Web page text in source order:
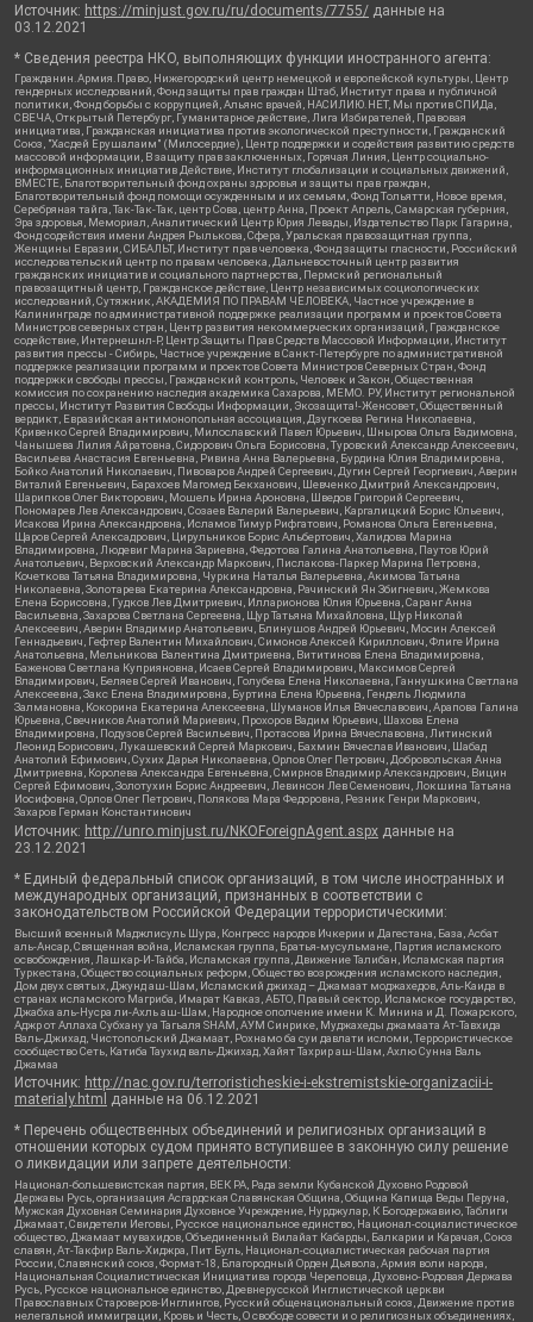
Источник: https://minjust.gov.ru/ru/documents/7755/ данные на
03.12.2021
* Сведения реестра НКО, выполняющих функции иностранного агента:
Гражданин.Армия.Право, Нижегородский центр немецкой и европейской культуры, Центр
гендерных исследований, Фонд защиты прав граждан Штаб, Институт права и публичной
политики, Фонд борьбы с коррупцией, Альянс врачей, НАСИЛИЮ.НЕТ, Мы против СПИДа,
СВЕЧА, Открытый Петербург, Гуманитарное действие, Лига Избирателей, Правовая
инициатива, Гражданская инициатива против экологической преступности, Гражданский
Союз, "Хасдей Ерушалаим" (Милосердие), Центр поддержки и содействия развитию средств
массовой информации, В защиту прав заключенных, Горячая Линия, Центр социально-
информационных инициатив Действие, Институт глобализации и социальных движений,
ВМЕСТЕ, Благотворительный фонд охраны здоровья и защиты прав граждан,
Благотворительный фонд помощи осужденным и их семьям, Фонд Тольятти, Новое время,
Серебряная тайга, Так-Так-Так, центр Сова, центр Анна, Проект Апрель, Самарская губерния,
Эра здоровья, Мемориал, Аналитический Центр Юрия Левады, Издательство Парк Гагарина,
Фонд содействия имени Андрея Рылькова, Сфера, Уральская правозащитная группа,
Женщины Евразии, СИБАЛЬТ, Институт прав человека, Фонд защиты гласности, Российский
исследовательский центр по правам человека, Дальневосточный центр развития
гражданских инициатив и социального партнерства, Пермский региональный
правозащитный центр, Гражданское действие, Центр независимых социологических
исследований, Сутяжник, АКАДЕМИЯ ПО ПРАВАМ ЧЕЛОВЕКА, Частное учреждение в
Калининграде по административной поддержке реализации программ и проектов Совета
Министров северных стран, Центр развития некоммерческих организаций, Гражданское
содействие, Интернешнл-Р, Центр Защиты Прав Средств Массовой Информации, Институт
развития прессы - Сибирь, Частное учреждение в Санкт-Петербурге по административной
поддержке реализации программ и проектов Совета Министров Северных Стран, Фонд
поддержки свободы прессы, Гражданский контроль, Человек и Закон, Общественная
комиссия по сохранению наследия академика Сахарова, МЕМО. РУ, Институт региональной
прессы, Институт Развития Свободы Информации, Экозащита!-Женсовет, Общественный
вердикт, Евразийская антимонопольная ассоциация, Дзугкоева Регина Николаевна,
Кривенко Сергей Владимирович, Милославский Павел Юрьевич, Шнырова Ольга Вадимовна,
Чанышева Лилия Айратовна, Сидорович Ольга Борисовна, Туровский Александр Алексеевич,
Васильева Анастасия Евгеньевна, Ривина Анна Валерьевна, Бурдина Юлия Владимировна,
Бойко Анатолий Николаевич, Пивоваров Андрей Сергеевич, Дугин Сергей Георгиевич, Аверин
Виталий Евгеньевич, Барахоев Магомед Бекханович, Шевченко Дмитрий Александрович,
Шарипков Олег Викторович, Мошель Ирина Ароновна, Шведов Григорий Сергеевич,
Пономарев Лев Александрович, Созаев Валерий Валерьевич, Каргалицкий Борис Юльевич,
Исакова Ирина Александровна, Исламов Тимур Рифгатович, Романова Ольга Евгеньевна,
Щаров Сергей Алексадрович, Цирульников Борис Альбертович, Халидова Марина
Владимировна, Людевиг Марина Зариевна, Федотова Галина Анатольевна, Паутов Юрий
Анатольевич, Верховский Александр Маркович, Пислакова-Паркер Марина Петровна,
Кочеткова Татьяна Владимировна, Чуркина Наталья Валерьевна, Акимова Татьяна
Николаевна, Золотарева Екатерина Александровна, Рачинский Ян Збигневич, Жемкова
Елена Борисовна, Гудков Лев Дмитриевич, Илларионова Юлия Юрьевна, Саранг Анна
Васильевна, Захарова Светлана Сергеевна, Щур Татьяна Михайловна, Щур Николай
Алексеевич, Аверин Владимир Анатольевич, Блинушов Андрей Юрьевич, Мосин Алексей
Геннадьевич, Гефтер Валентин Михайлович, Симонов Алексей Кириллович, Флиге Ирина
Анатольевна, Мельникова Валентина Дмитриевна, Вититинова Елена Владимировна,
Баженова Светлана Куприяновна, Исаев Сергей Владимирович, Максимов Сергей
Владимирович, Беляев Сергей Иванович, Голубева Елена Николаевна, Ганнушкина Светлана
Алексеевна, Закс Елена Владимировна, Буртина Елена Юрьевна, Гендель Людмила
Залмановна, Кокорина Екатерина Алексеевна, Шуманов Илья Вячеславович, Арапова Галина
Юрьевна, Свечников Анатолий Мариевич, Прохоров Вадим Юрьевич, Шахова Елена
Владимировна, Подузов Сергей Васильевич, Протасова Ирина Вячеславовна, Литинский
Леонид Борисович, Лукашевский Сергей Маркович, Бахмин Вячеслав Иванович, Шабад
Анатолий Ефимович, Сухих Дарья Николаевна, Орлов Олег Петрович, Добровольская Анна
Дмитриевна, Королева Александра Евгеньевна, Смирнов Владимир Александрович, Вицин
Сергей Ефимович, Золотухин Борис Андреевич, Левинсон Лев Семенович, Локшина Татьяна
Иосифовна, Орлов Олег Петрович, Полякова Мара Федоровна, Резник Генри Маркович,
Захаров Герман Константинович
Источник: http://unro.minjust.ru/NKOForeignAgent.aspx данные на
23.12.2021
* Единый федеральный список организаций, в том числе иностранных и
международных организаций, признанных в соответствии с
законодательством Российской Федерации террористическими:
Высший военный Маджлисуль Шура, Конгресс народов Ичкерии и Дагестана, База, Асбат
аль-Ансар, Священная война, Исламская группа, Братья-мусульмане, Партия исламского
освобождения, Лашкар-И-Тайба, Исламская группа, Движение Талибан, Исламская партия
Туркестана, Общество социальных реформ, Общество возрождения исламского наследия,
Дом двух святых, Джунд аш-Шам, Исламский джихад – Джамаат моджахедов, Аль-Каида в
странах исламского Магриба, Имарат Кавказ, АБТО, Правый сектор, Исламское государство,
Джабха аль-Нусра ли-Ахль аш-Шам, Народное ополчение имени К. Минина и Д. Пожарского,
Аджр от Аллаха Субхану уа Тагьаля SHAM, АУМ Синрике, Муджахеды джамаата Ат-Тавхида
Валь-Джихад, Чистопольский Джамаат, Рохнамо ба суи давлати исломи, Террористическое
сообщество Сеть, Катиба Таухид валь-Джихад, Хайят Тахрир аш-Шам, Ахлю Сунна Валь
Джамаа
Источник: http://nac.gov.ru/terroristicheskie-i-ekstremistskie-organizacii-i-
materialy.html данные на 06.12.2021
* Перечень общественных объединений и религиозных организаций в
отношении которых судом принято вступившее в законную силу решение
о ликвидации или запрете деятельности:
Национал-большевистская партия, ВЕК РА, Рада земли Кубанской Духовно Родовой
Державы Русь, организация Асгардская Славянская Община, Община Капища Веды Перуна,
Мужская Духовная Семинария Духовное Учреждение, Нурджулар, К Богодержавию, Таблиги
Джамаат, Свидетели Иеговы, Русское национальное единство, Национал-социалистическое
общество, Джамаат мувахидов, Объединенный Вилайат Кабарды, Балкарии и Карачая, Союз
славян, Ат-Такфир Валь-Хиджра, Пит Буль, Национал-социалистическая рабочая партия
России, Славянский союз, Формат-18, Благородный Орден Дьявола, Армия воли народа,
Национальная Социалистическая Инициатива города Череповца, Духовно-Родовая Держава
Русь, Русское национальное единство, Древнерусской Инглистической церкви
Православных Староверов-Инглингов, Русский общенациональный союз, Движение против
нелегальной иммиграции, Кровь и Честь, О свободе совести и о религиозных объединениях,